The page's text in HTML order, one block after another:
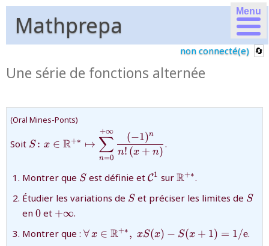
Menu
Mathprepa
non connecté(e)
Une série de fonctions alternée
(Oral Mines-Ponts)
Soit S : x ∈ R+∗ ↦
n=0
∑
+∞
n! (x + n)
(−1)n
.
Montrer que {S}
S est définie et{{\mathcal
C1 surR+∗.
Étudier les variations de {S}
S et préciser les limites de {S}
S
en {0}
0 et {+\infty}
+∞.
Montrer que : {\forall\,
∀x ∈ R+∗ , xS(x) − S(x + 1) = 1/e.